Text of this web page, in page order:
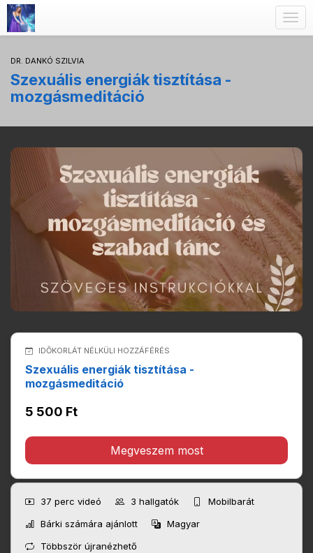
DR. DANKÓ SZILVIA
Szexuális energiák tisztítása -
mozgásmeditáció
IDŐKORLÁT NÉLKÜLI HOZZÁFÉRÉS
Szexuális energiák tisztítása -
mozgásmeditáció
5 500 Ft
Megveszem most
37 perc videó 3 hallgatók
Mobilbarát
Bárki számára ajánlott
Magyar
Többször újranézhető